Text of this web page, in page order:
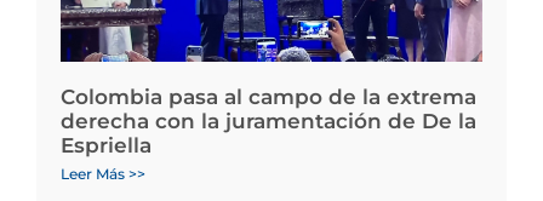
Colombia pasa al campo de la extrema
derecha con la juramentación de De la
Espriella
Leer Más >>